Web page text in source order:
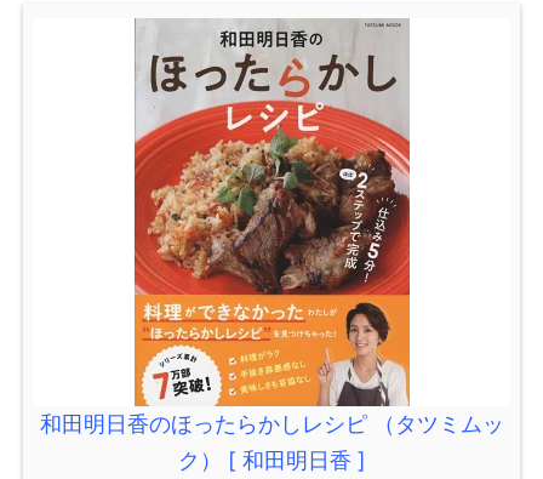
和田明日香のほったらかしレシピ （タツミムッ
ク） [ 和田明日香 ]